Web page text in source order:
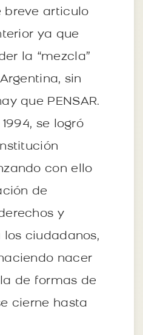
breve articulo
ya que
la “mezcla”
sin
que PENSAR.
se logró
con ello
de
y
ciudadanos,
nacer
de formas de
cierne hasta